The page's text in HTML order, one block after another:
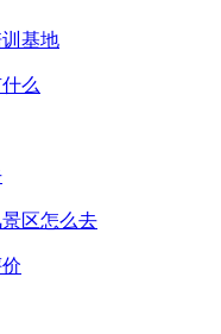
基地
么
区怎么去